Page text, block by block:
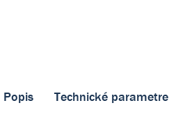
Popis Technické parametre